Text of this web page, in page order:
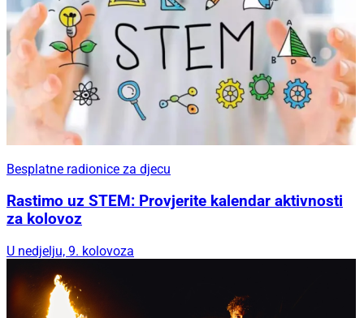
Besplatne radionice za djecu
Rastimo uz STEM: Provjerite kalendar aktivnosti
za kolovoz
U nedjelju, 9. kolovoza